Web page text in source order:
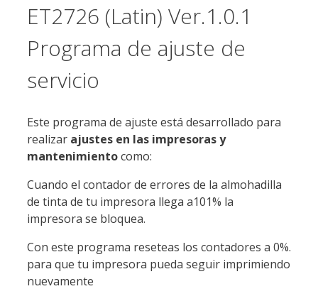
ET2726 (Latin) Ver.1.0.1
Programa de ajuste de
servicio
Este programa de ajuste está desarrollado para
realizar ajustes en las impresoras y
mantenimientocomo:
Cuando el contador de errores de la almohadilla
de tinta de tu impresora llega a101% la
impresora se bloquea.
Con este programa reseteas los contadores a 0%.
para que tu impresora pueda seguir imprimiendo
nuevamente